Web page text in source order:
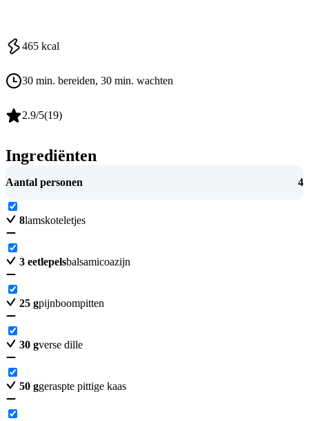
465 kcal
30 min. bereiden, 30 min. wachten
2.9/5(19)
Ingrediënten
Aantal personen 4
8lamskoteletjes
3 eetlepelsbalsamicoazijn
25 gpijnboompitten
30 gverse dille
50 ggeraspte pittige kaas